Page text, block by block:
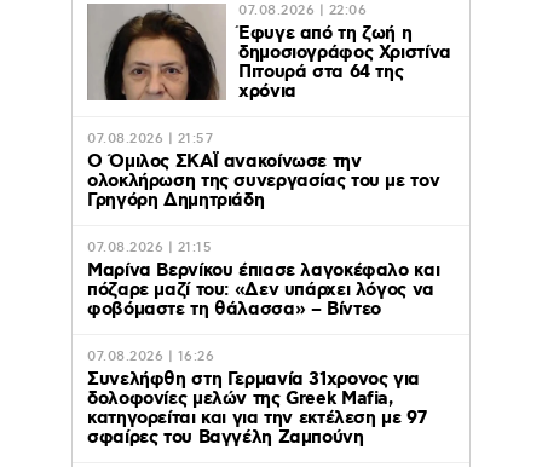
07.08.2026 | 22:06
Έφυγε από τη ζωή η
δημοσιογράφος Χριστίνα
Πιτουρά στα 64 της
χρόνια
07.08.2026 | 21:57
Ο Όμιλος ΣΚΑΪ ανακοίνωσε την
ολοκλήρωση της συνεργασίας του με τον
Γρηγόρη Δημητριάδη
07.08.2026 | 21:15
Μαρίνα Βερνίκου έπιασε λαγοκέφαλο και
πόζαρε μαζί του: «Δεν υπάρχει λόγος να
φοβόμαστε τη θάλασσα» – Βίντεο
07.08.2026 | 16:26
Συνελήφθη στη Γερμανία 31χρονος για
δολοφονίες μελών της Greek Mafia,
κατηγορείται και για την εκτέλεση με 97
σφαίρες του Βαγγέλη Ζαμπούνη